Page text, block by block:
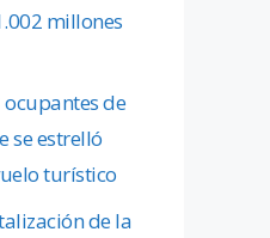
millones
ocupantes de
se estrelló
turístico
de la